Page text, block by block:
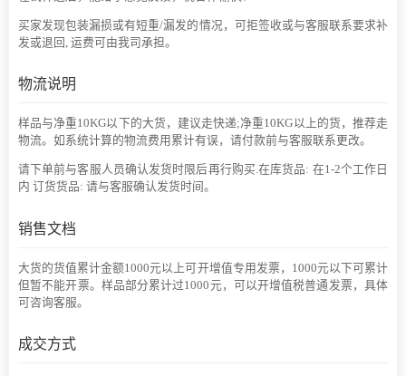
买家发现包装漏损或有短重/漏发的情况，可拒签收或与客服联系要求补
发或退回, 运费可由我司承担。
物流说明
样品与净重10KG以下的大货，建议走快递;净重10KG以上的货，推荐走
物流。如系统计算的物流费用累计有误，请付款前与客服联系更改。
请下单前与客服人员确认发货时限后再行购买.在库货品: 在1-2个工作日
内 订货货品: 请与客服确认发货时间。
销售文档
大货的货值累计金额1000元以上可开增值专用发票，1000元以下可累计
但暂不能开票。样品部分累计过1000元，可以开增值税普通发票，具体
可咨询客服。
成交方式